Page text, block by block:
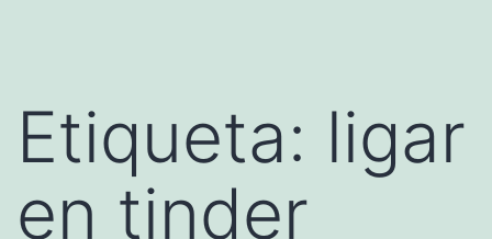
Etiqueta: ligar
en tinder